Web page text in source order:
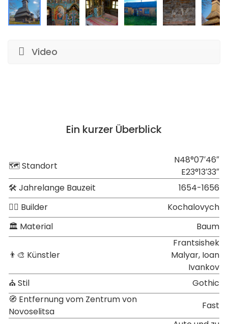
Video
Ein kurzer Überblick
🗺 Standort
N48°07′46″
E23°13′33″
🛠 Jahrelange Bauzeit
1654-1656
👷‍♂️ Builder
Kochalovych
🏛 Material
Baum
👨‍🎨 Künstler
Frantsishek
Malyar, Ioan
Ivankov
⛪ Stil
Gothic
🧭 Entfernung vom Zentrum von
Novoselitsa
Fast